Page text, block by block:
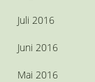
Juli 2016
Juni 2016
Mai 2016